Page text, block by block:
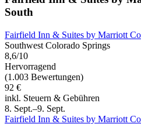
South
Fairfield Inn & Suites by Marriott
Southwest Colorado Springs
8,6/10
Hervorragend
(1.003 Bewertungen)
92 €
inkl. Steuern & Gebühren
8. Sept.–9. Sept.
Fairfield Inn & Suites by Marriott